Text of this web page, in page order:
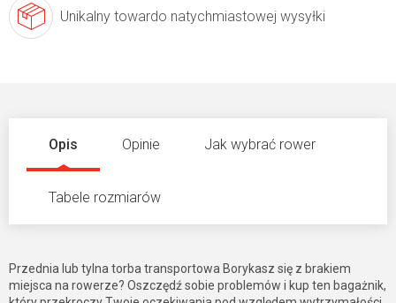
Unikalny towardo natychmiastowej wysyłki
Opis Opinie Jak wybrać rower
Tabele rozmiarów
Przednia lub tylna torba transportowa Borykasz się z brakiem
miejsca na rowerze? Oszczędź sobie problemów i kup ten bagażnik,